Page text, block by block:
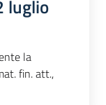
luglio
la
fin. att.,